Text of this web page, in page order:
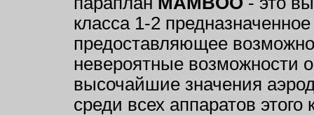
класса 1-2
предоставляющее
невероятные возможности
высочайшие значения
среди всех аппаратов этого